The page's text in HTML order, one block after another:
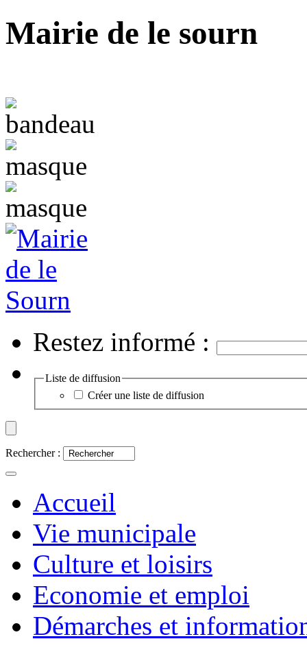
Mairie de le sourn
Restez informé :
Liste de diffusion
Créer une liste de diffusion
Rechercher :
Accueil
Vie municipale
Culture et loisirs
Economie et emploi
Démarches et